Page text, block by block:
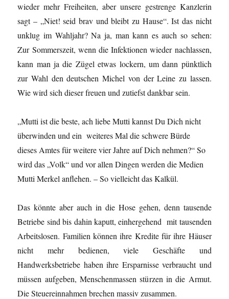
wieder mehr Freiheiten, aber unsere gestrenge Kanzlerin
sagt – „Niet! seid brav und bleibt zu Hause“. Ist das nicht
unklug im Wahljahr? Na ja, man kann es auch so sehen:
Zur Sommerszeit, wenn die Infektionen wieder nachlassen,
kann man ja die Zügel etwas lockern, um dann pünktlich
zur Wahl den deutschen Michel von der Leine zu lassen.
Wie wird sich dieser freuen und zutiefst dankbar sein.
„Mutti ist die beste, ach liebe Mutti kannst Du Dich nicht
überwinden und ein weiteres Mal die schwere Bürde
dieses Amtes für weitere vier Jahre auf Dich nehmen?“ So
wird das „Volk“ und vor allen Dingen werden die Medien
Mutti Merkel anflehen. – So vielleicht das Kalkül.
Das könnte aber auch in die Hose gehen, denn tausende
Betriebe sind bis dahin kaputt, einhergehend mit tausenden
Arbeitslosen. Familien können ihre Kredite für ihre Häuser
nicht mehr bedienen, viele Geschäfte und
Handwerksbetriebe haben ihre Ersparnisse verbraucht und
müssen aufgeben, Menschenmassen stürzen in die Armut.
Die Steuereinnahmen brechen massiv zusammen.